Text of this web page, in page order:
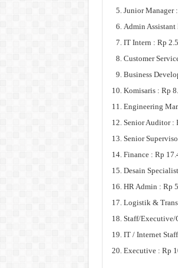
Junior Manager
Admin Assistant
IT Intern : Rp
Customer
Business
Komisaris : Rp
Engineering
Senior Auditor :
Senior
Finance : Rp
Desain
HR Admin : Rp
Logistik &
Staff/Executive/
IT / Internet
Executive : Rp